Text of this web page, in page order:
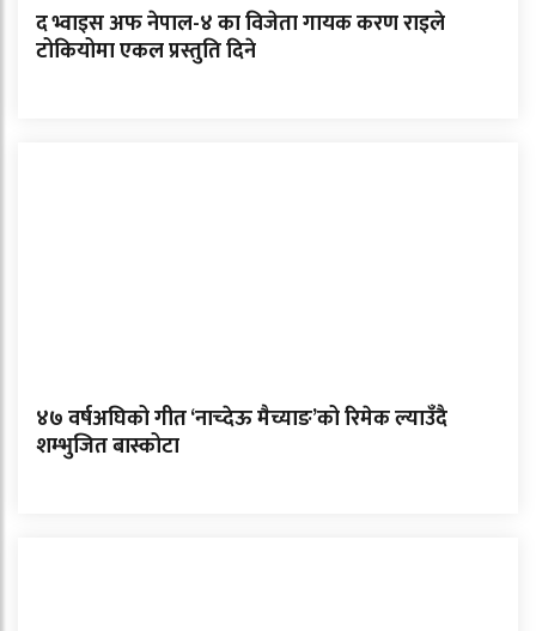
द भ्वाइस अफ नेपाल-४ का विजेता गायक करण राइले
टोकियोमा एकल प्रस्तुति दिने
४७ वर्षअघिको गीत ‘नाच्देऊ मैच्याङ’को रिमेक ल्याउँदै
शम्भुजित बास्कोटा